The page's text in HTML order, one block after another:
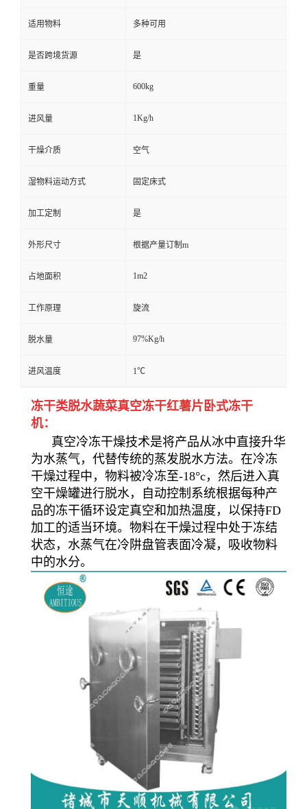
适用物料 多种可用
是否跨境货源 是
重量 600kg
进风量 1Kg/h
干燥介质 空气
湿物料运动方式 固定床式
加工定制 是
外形尺寸 根据产量订制m
占地面积 1m2
工作原理 旋流
脱水量 97%Kg/h
进风温度 1℃
冻干类脱水蔬菜真空冻干红薯片卧式冻干
机：
真空冷冻干燥技术是将产品从冰中直接升华
为水蒸气，代替传统的蒸发脱水方法。在冷冻
干燥过程中，物料被冷冻至-18°c，然后进入真
空干燥罐进行脱水，自动控制系统根据每种产
品的冻干循环设定真空和加热温度，以保持FD
加工的适当环境。物料在干燥过程中处于冻结
状态，水蒸气在冷阱盘管表面冷凝，吸收物料
中的水分。